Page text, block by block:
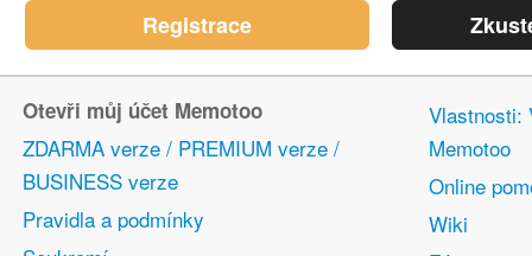
Registrace
Otevři můj účet Memotoo
ZDARMA verze / PREMIUM verze /
BUSINESS verze
Pravidla a podmínky
Vlastnosti:
Memotoo
Online
Wiki